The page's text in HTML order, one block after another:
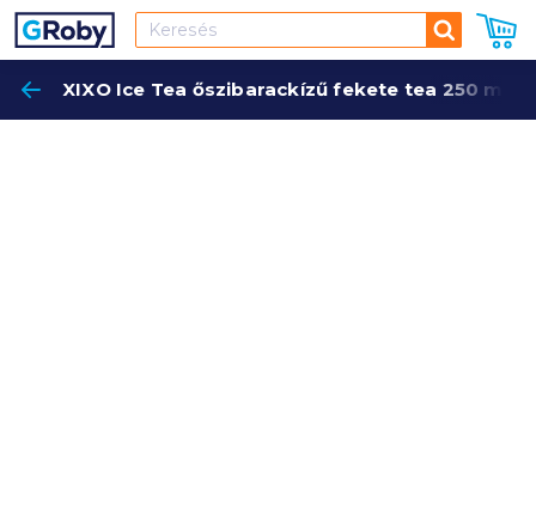
Keresés
XIXO Ice Tea őszibarackízű fekete tea 250 ml